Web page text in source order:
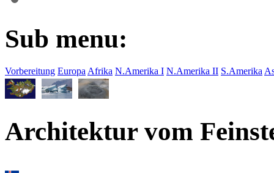
Vorbereitung EuropaAfrika N.Amerika I
Architektur vom